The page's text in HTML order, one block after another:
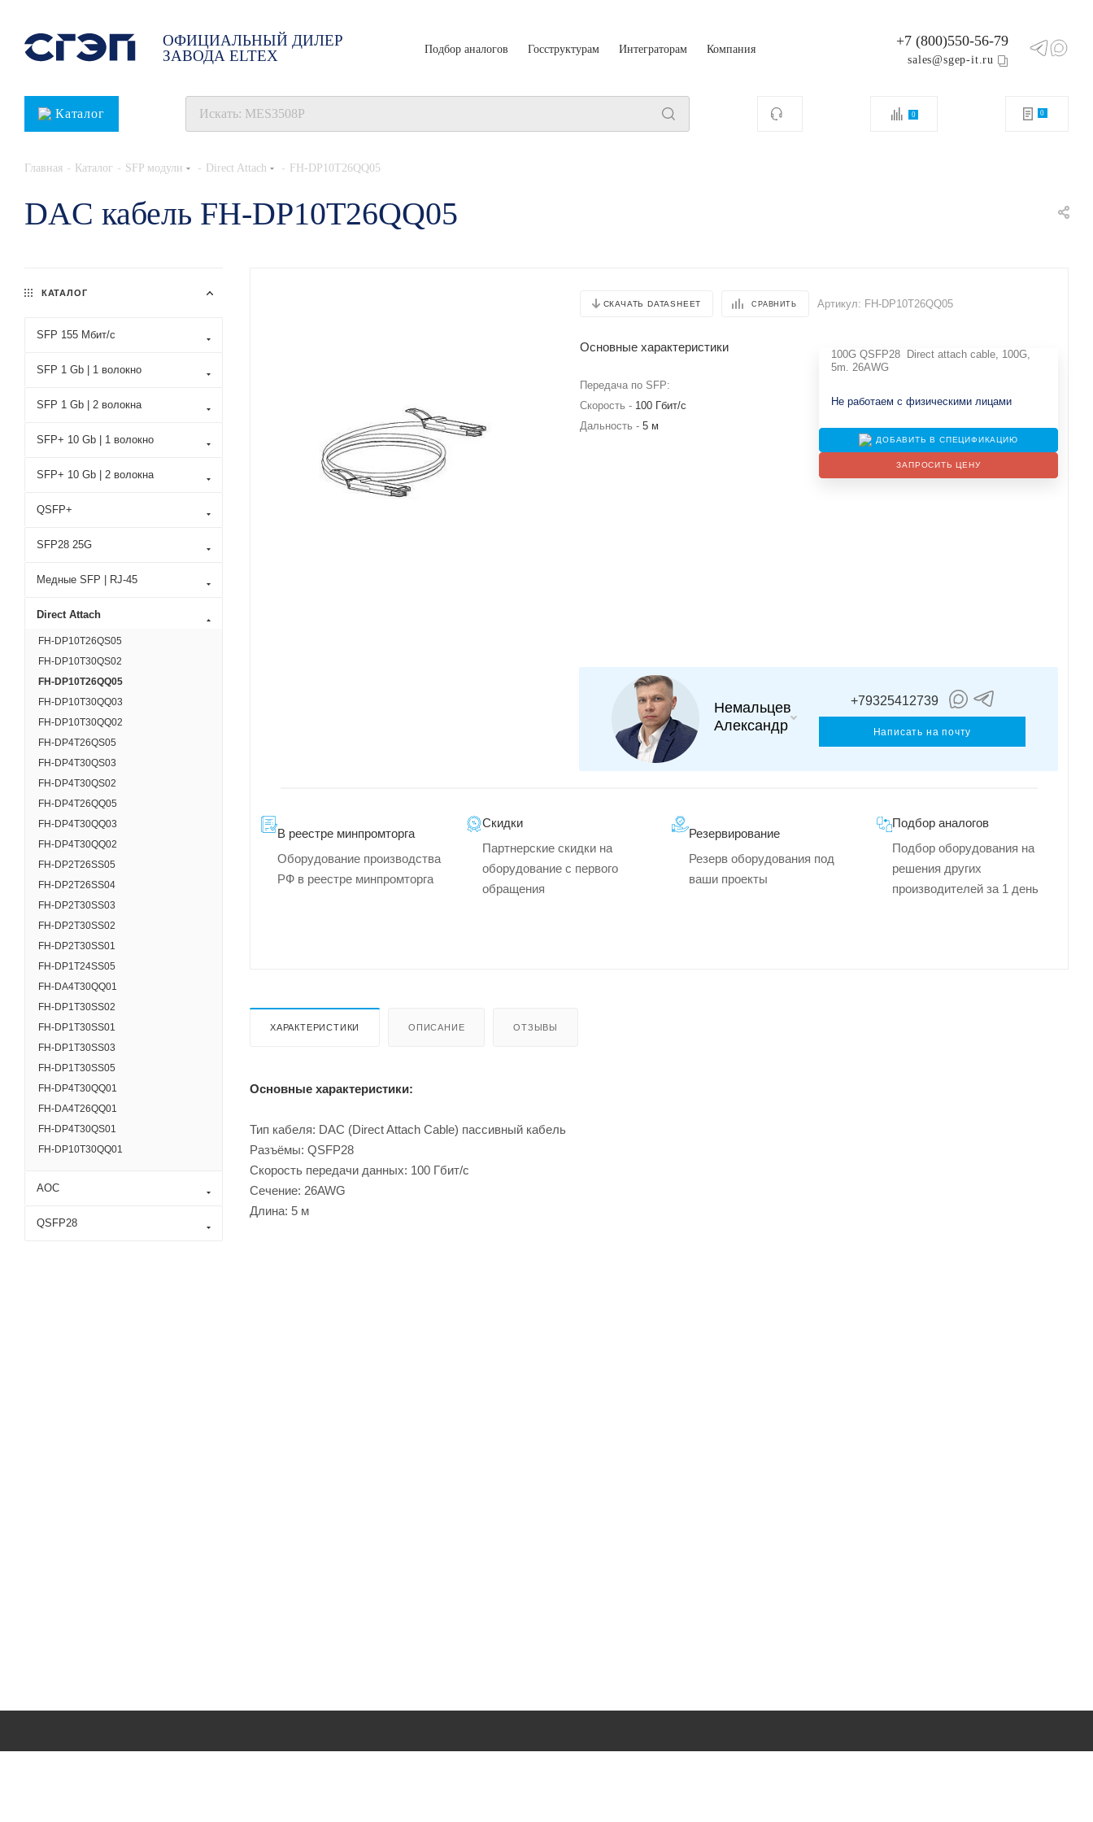
ОФИЦИАЛЬНЫЙ ДИЛЕР
ЗАВОДА ELTEX
Подбор аналогов Госструктурам Интеграторам Компания +7 (800)550-56-79
sales@sgep-it.ru
Каталог 0 0
Главная - Каталог - SFP модули - Direct Attach - FH-DP10T26QQ05
DAC кабель FH-DP10T26QQ05
СКАЧАТЬ DATASHEET СРАВНИТЬ Артикул: FH-DP10T26QQ05
Основные характеристики
Передача по SFP:
Скорость - 100 Гбит/с
Дальность - 5 м
100G QSFP28 Direct attach cable, 100G,
5m. 26AWG
Не работаем с физическими лицами
ДОБАВИТЬ В СПЕЦИФИКАЦИЮ
ЗАПРОСИТЬ ЦЕНУ
Немальцев
Александр
+79325412739
Написать на почту
В реестре минпромторга
Оборудование производства
РФ в реестре минпромторга
Скидки
Партнерские скидки на
оборудование с первого
обращения
Резервирование
Резерв оборудования под
ваши проекты
Подбор аналогов
Подбор оборудования на
решения других
производителей за 1 день
ХАРАКТЕРИСТИКИ ОПИСАНИЕ ОТЗЫВЫ
Основные характеристики:
Тип кабеля: DAC (Direct Attach Cable) пассивный кабель
Разъёмы: QSFP28
Скорость передачи данных: 100 Гбит/с
Сечение: 26AWG
Длина: 5 м
КАТАЛОГ
SFP 155 Мбит/с
SFP 1 Gb | 1 волокно
SFP 1 Gb | 2 волокна
SFP+ 10 Gb | 1 волокно
SFP+ 10 Gb | 2 волокна
QSFP+
SFP28 25G
Медные SFP | RJ-45
Direct Attach
FH-DP10T26QS05
FH-DP10T30QS02
FH-DP10T26QQ05
FH-DP10T30QQ03
FH-DP10T30QQ02
FH-DP4T26QS05
FH-DP4T30QS03
FH-DP4T30QS02
FH-DP4T26QQ05
FH-DP4T30QQ03
FH-DP4T30QQ02
FH-DP2T26SS05
FH-DP2T26SS04
FH-DP2T30SS03
FH-DP2T30SS02
FH-DP2T30SS01
FH-DP1T24SS05
FH-DA4T30QQ01
FH-DP1T30SS02
FH-DP1T30SS01
FH-DP1T30SS03
FH-DP1T30SS05
FH-DP4T30QQ01
FH-DA4T26QQ01
FH-DP4T30QS01
FH-DP10T30QQ01
AOC
QSFP28